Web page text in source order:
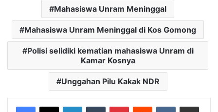
Mahasiswa Unram Meninggal
Mahasiswa Unram Meninggal di Kos Gomong
Polisi selidiki kematian mahasiswa Unram di
Kamar Kosnya
Unggahan Pilu Kakak NDR
LinkedInTumblr PinterestReddit VKontakteBagikan Lewat Email